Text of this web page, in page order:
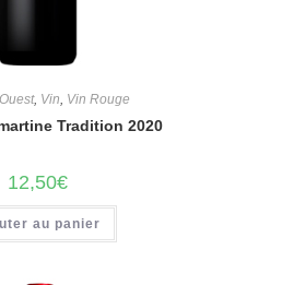
, Vin, Vin Rouge
Tradition 2020
12,50€
au panier